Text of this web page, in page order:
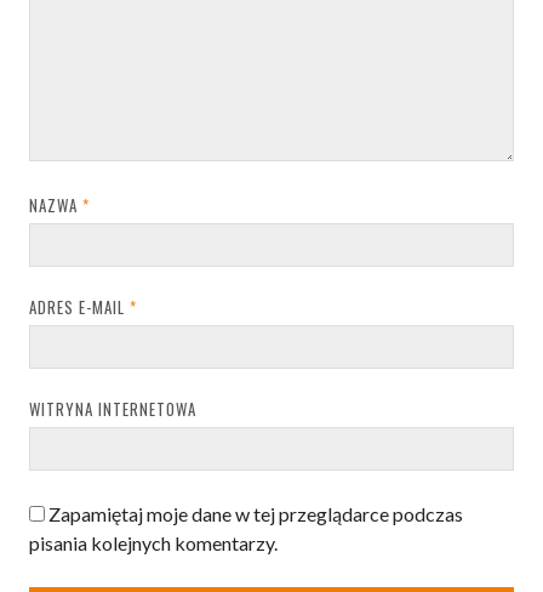
NAZWA *
ADRES E-MAIL *
WITRYNA INTERNETOWA
Zapamiętaj moje dane w tej przeglądarce podczas
pisania kolejnych komentarzy.